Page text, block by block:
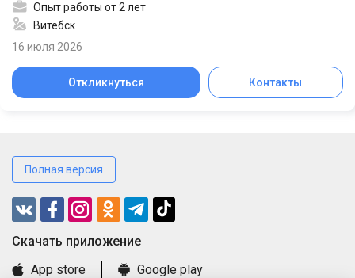
Опыт работы от 2 лет
Витебск
16 июля 2026
Откликнуться Контакты
Полная версия
Cкачать приложение
App store
Google play